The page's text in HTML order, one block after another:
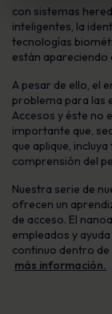
con sistemas
inteligentes, la
tecnologías
están apareciendo
A pesar de ello, el
problema para las
Accesos y éste no
importante que,
que aplique,
comprensión del
Nuestra serie de
ofrecen un
de acceso. El
empleados y
continuo dentro
más información.